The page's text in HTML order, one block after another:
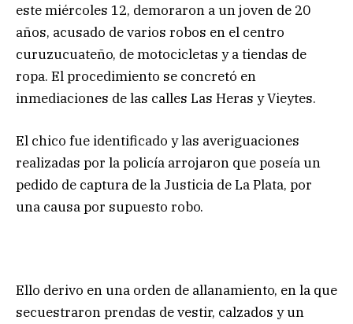
este miércoles 12, demoraron a un joven de 20
años, acusado de varios robos en el centro
curuzucuateño, de motocicletas y a tiendas de
ropa. El procedimiento se concretó en
inmediaciones de las calles Las Heras y Vieytes.
El chico fue identificado y las averiguaciones
realizadas por la policía arrojaron que poseía un
pedido de captura de la Justicia de La Plata, por
una causa por supuesto robo.
Ello derivo en una orden de allanamiento, en la que
secuestraron prendas de vestir, calzados y un